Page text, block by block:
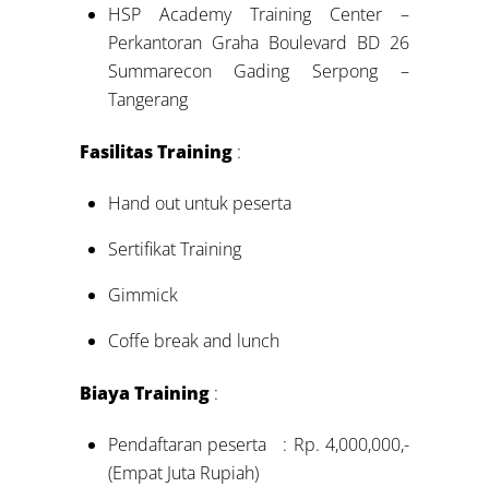
HSP Academy Training Center –
Perkantoran Graha Boulevard BD 26
Summarecon Gading Serpong –
Tangerang
Fasilitas Training :
Hand out untuk peserta
Sertifikat Training
Gimmick
Coffe break and lunch
Biaya Training :
Pendaftaran peserta : Rp. 4,000,000,-
(Empat Juta Rupiah)